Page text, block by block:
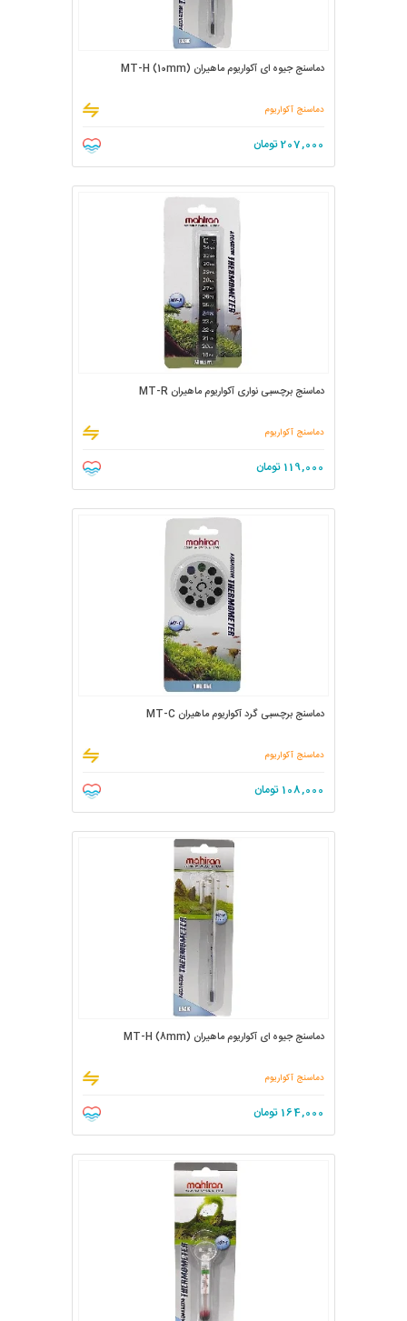
دماسنج جیوه ای آکواریوم ماهیران MT-H (10mm)
دماسنج آکواریوم
207,000تومان
دماسنج برچسبی نواری آکواریوم ماهیران MT-R
دماسنج آکواریوم
119,000 تومان
دماسنج برچسبی گرد آکواریوم ماهیران MT-C
دماسنج آکواریوم
108,000 تومان
دماسنج جیوه ای آکواریوم ماهیران MT-H (8mm)
دماسنج آکواریوم
164,000 تومان